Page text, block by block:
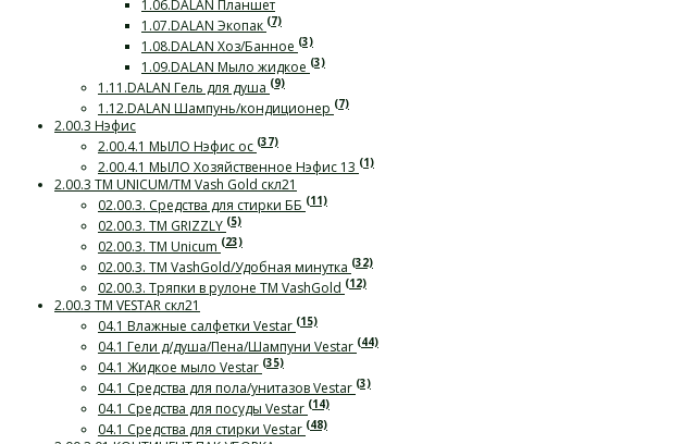
1.06.DALAN Планшет
1.07.DALAN Экопак (7)
1.08.DALAN Хоз/Банное (3)
1.09.DALAN Мыло жидкое (3)
1.11.DALAN Гель для душа (9)
1.12.DALAN Шампунь/кондиционер (7)
2.00.3 Нэфис
2.00.4.1 МЫЛО Нэфис ос (37)
2.00.4.1 МЫЛО Хозяйственное Нэфис 13 (1)
2.00.3 ТМ UNICUM/ТМ Vash Gold скл21
02.00.3. Средства для стирки ББ (11)
02.00.3. ТМ GRIZZLY (5)
02.00.3. ТМ Unicum (23)
02.00.3. ТМ VashGold/Удобная минутка (32)
02.00.3. Тряпки в рулоне ТМ VashGold (12)
2.00.3 ТМ VESTAR скл21
04.1 Влажные салфетки Vestar (15)
04.1 Гели д/душа/Пена/Шампуни Vestar (44)
04.1 Жидкое мыло Vestar (35)
04.1 Средства для пола/унитазов Vestar (3)
04.1 Средства для посуды Vestar (14)
04.1 Средства для стирки Vestar (48)